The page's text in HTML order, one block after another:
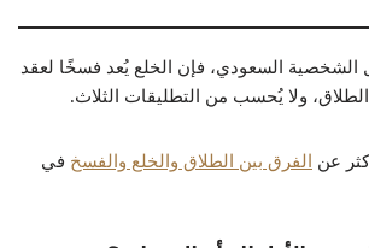
الشخصية السعودي، فإن الخلع يُعد فسخًا لعقد
الطلاق، ولا يُحسب من التطليقات الثلاث.
عن الفرق بين الطلاق والخلع والفسخ في